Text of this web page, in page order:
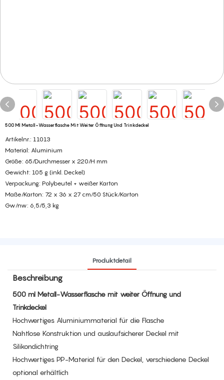
500 Ml Metall-Wasserflasche Mit Weiter Öffnung Und Trinkdeckel
Artikelnr.: 11013
Material: Aluminium
Größe: 65/Durchmesser x 220/H mm
Gewicht: 105 g (inkl. Deckel)
Verpackung: Polybeutel + weißer Karton
Maße/Karton: 72 x 36 x 27 cm/50 Stück/Karton
Gw/nw: 6,5/5,3 kg
Produktdetail
Beschreibung
500 ml Metall-Wasserflasche mit weiter Öffnung und
Trinkdeckel
Hochwertiges Aluminiummaterial für die Flasche
Nahtlose Konstruktion und auslaufsicherer Deckel mit
Silikondichtring
Hochwertiges PP-Material für den Deckel, verschiedene Deckel
optional erhältlich